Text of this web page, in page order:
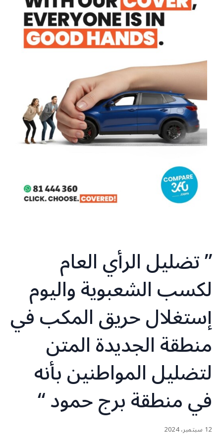
” تضليل الرأي العام
لكسب الشعبوية واليوم
إستغلال حريق المكب في
منطقة الجديدة المتن
لتضليل المواطنين بأنه
في منطقة برج حمود “
12 سبتمبر، 2024